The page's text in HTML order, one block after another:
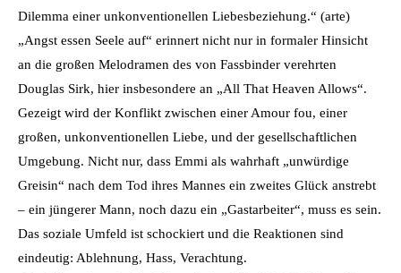
Dilemma einer unkonventionellen Liebesbeziehung.“ (arte)
„Angst essen Seele auf“ erinnert nicht nur in formaler Hinsicht
an die großen Melodramen des von Fassbinder verehrten
Douglas Sirk, hier insbesondere an „All That Heaven Allows“.
Gezeigt wird der Konflikt zwischen einer Amour fou, einer
großen, unkonventionellen Liebe, und der gesellschaftlichen
Umgebung. Nicht nur, dass Emmi als wahrhaft „unwürdige
Greisin“ nach dem Tod ihres Mannes ein zweites Glück anstrebt
– ein jüngerer Mann, noch dazu ein „Gastarbeiter“, muss es sein.
Das soziale Umfeld ist schockiert und die Reaktionen sind
eindeutig: Ablehnung, Hass, Verachtung.